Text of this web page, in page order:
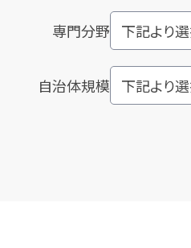
専門分野
自治体規模